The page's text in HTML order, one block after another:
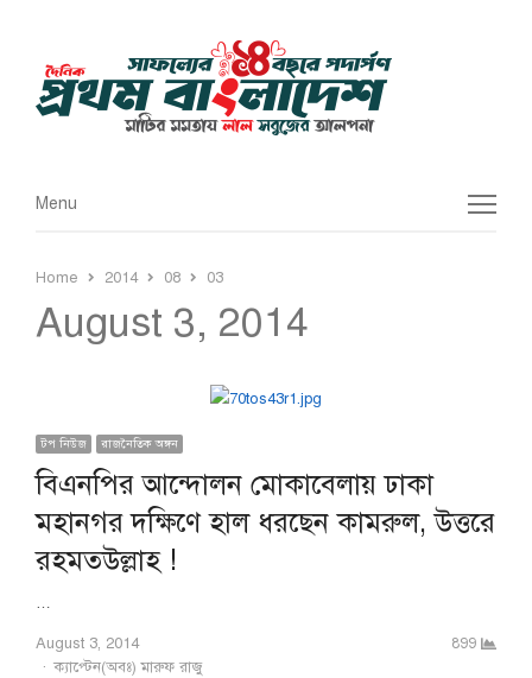
Menu
Menu
Home 2014 08 03
August 3, 2014
টপ নিউজ রাজনৈতিক অঙ্গন
বিএনপির আন্দোলন মোকাবেলায় ঢাকা
মহানগর দক্ষিণে হাল ধরছেন কামরুল, উত্তরে
রহমতউল্লাহ !
…
August 3, 2014
Author
ক্যাপ্টেন(অবঃ) মারুফ রাজু
899